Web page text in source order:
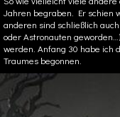
Jahren begraben. Er schien
anderen sind schließlich
oder Astronauten
werden. Anfang 30 habe ich
Traumes begonnen.